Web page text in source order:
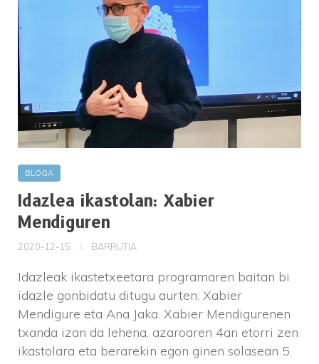
BLOGA
Idazlea ikastolan: Xabier
Mendiguren
2020-12-15 BARRUTIA
Idazleak ikastetxeetara programaren baitan bi
idazle gonbidatu ditugu aurten: Xabier
Mendigure eta Ana Jaka. Xabier Mendigurenen
txanda izan da lehena, azaroaren 4an etorri zen
ikastolara eta berarekin egon ginen solasean 5.